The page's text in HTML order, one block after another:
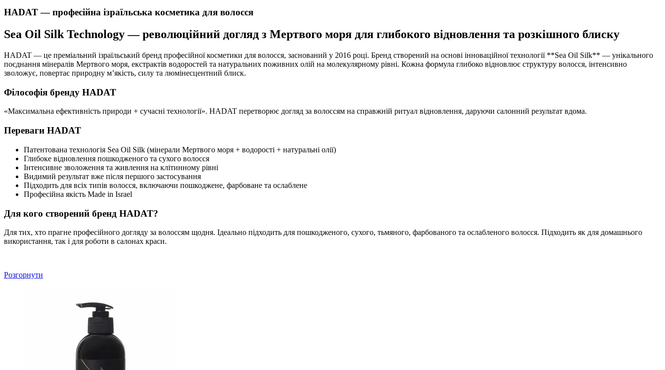
HADAT — професійна ізраїльська косметика для волосся
Sea Oil Silk Technology — революційний догляд з Мертвого моря для глибокого відновлення та розкішного блиску
HADAT — це преміальний ізраїльський бренд професійної косметики для волосся, заснований у 2016 році. Бренд створений на основі інноваційної технології **Sea Oil Silk** — унікального
поєднання мінералів Мертвого моря, екстрактів водоростей та натуральних поживних олій на молекулярному рівні. Кожна формула глибоко відновлює структуру волосся, інтенсивно
зволожує, повертає природну м’якість, силу та люмінесцентний блиск.
Філософія бренду HADAT
«Максимальна ефективність природи + сучасні технології». HADAT перетворює догляд за волоссям на справжній ритуал відновлення, даруючи салонний результат вдома.
Переваги HADAT
Патентована технологія Sea Oil Silk (мінерали Мертвого моря + водорості + натуральні олії)
Глибоке відновлення пошкодженого та сухого волосся
Інтенсивне зволоження та живлення на клітинному рівні
Видимий результат вже після першого застосування
Підходить для всіх типів волосся, включаючи пошкоджене, фарбоване та ослаблене
Професійна якість Made in Israel
Для кого створений бренд HADAT?
Для тих, хто прагне професійного догляду за волоссям щодня. Ідеально підходить для пошкодженого, сухого, тьмяного, фарбованого та ослабленого волосся. Підходить як для домашнього
використання, так і для роботи в салонах краси.
Розгорнути